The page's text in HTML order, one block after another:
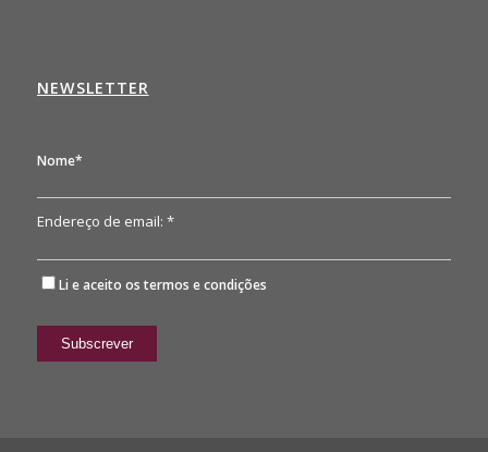
NEWSLETTER
Nome*
Endereço de email: *
Li e aceito os termos e condições